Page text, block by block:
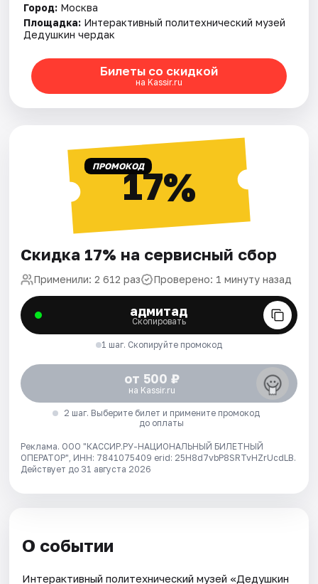
Город: Москва
Площадка: Интерактивный политехнический музей
Дедушкин чердак
Билеты со скидкой
на Kassir.ru
ПРОМОКОД17%
Скидка 17% на сервисный сбор
Применили: 2 612 раз Проверено: 1 минуту назад
адмитад
Скопировать
1 шаг. Скопируйте промокод
от 500 ₽
на Kassir.ru
2 шаг. Выберите билет и примените промокод
до оплаты
Реклама. ООО "КАССИР.РУ-НАЦИОНАЛЬНЫЙ БИЛЕТНЫЙ
ОПЕРАТОР", ИНН: 7841075409 erid: 25H8d7vbP8SRTvHZrUcdLB.
Действует до 31 августа 2026
О событии
Интерактивный политехнический музей «Дедушкин